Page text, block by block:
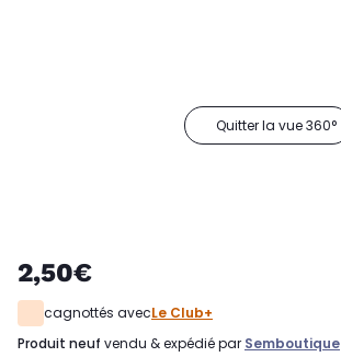
Quitter la vue 360°
2,50€
cagnottés avecLe Club+
produit neuf vendu & expédié par Semboutique